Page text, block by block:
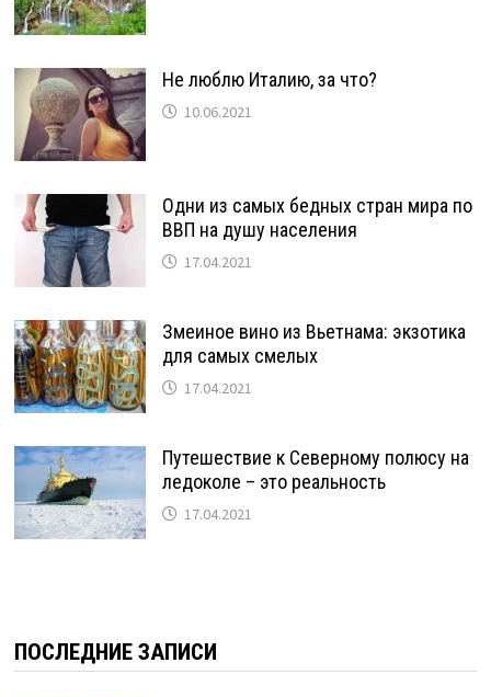
Не люблю Италию, за что?
10.06.2021
Одни из самых бедных стран мира по
ВВП на душу населения
17.04.2021
Змеиное вино из Вьетнама: экзотика
для самых смелых
17.04.2021
Путешествие к Северному полюсу на
ледоколе – это реальность
17.04.2021
ПОСЛЕДНИЕ ЗАПИСИ